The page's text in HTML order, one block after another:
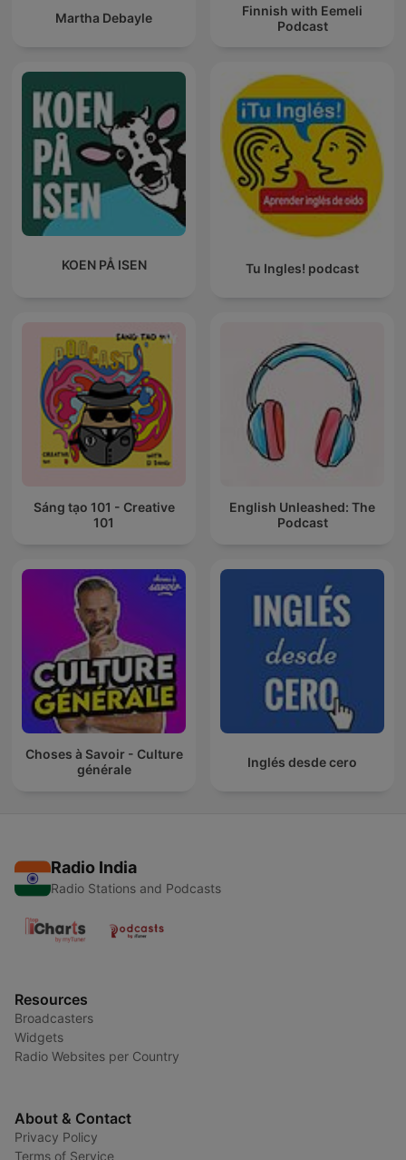
Martha Debayle
Finnish with Eemeli
Podcast
KOEN PÅ ISEN Tu Ingles! podcast
Sáng tạo 101 - Creative
101
English Unleashed: The
Podcast
Choses à Savoir - Culture
générale
Inglés desde cero
Radio India
Radio Stations and Podcasts
Resources
Broadcasters
Widgets
Radio Websites per Country
About & Contact
Privacy Policy
Terms of Service